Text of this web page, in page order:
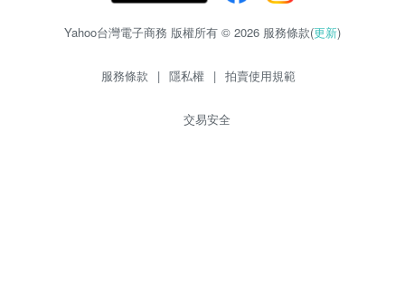
Yahoo台灣電子商務 版權所有 © 2026 服務條款(更新)
服務條款 | 隱私權 | 拍賣使用規範
交易安全